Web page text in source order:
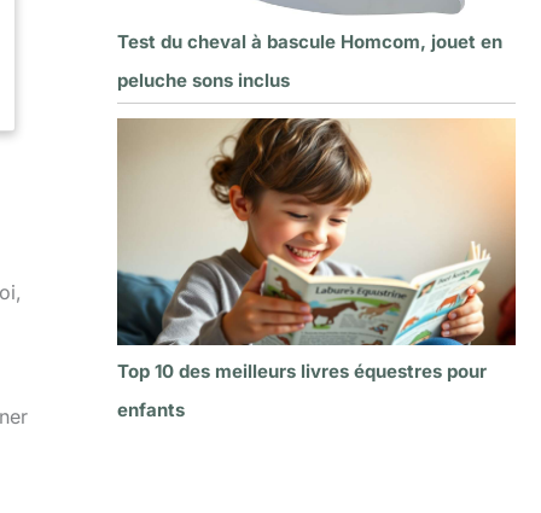
Test du cheval à bascule Homcom, jouet en
peluche sons inclus
Top 10 des meilleurs livres équestres pour
enfants